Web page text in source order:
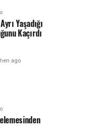
60 yaşındaki
günler boyunca
Yaşadığı
Kaçırdı
ago